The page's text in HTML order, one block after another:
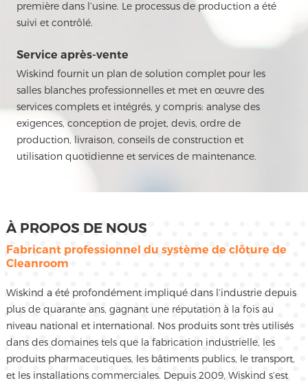
première dans l’usine. Le processus de production a été
suivi et contrôlé.
Service après-vente
Wiskind fournit un plan de solution complet pour les
salles blanches professionnelles et met en œuvre des
services complets et intégrés, y compris: analyse des
exigences, conception de projet, devis, ordre de
production, livraison, conseils de construction et
utilisation quotidienne et services de maintenance.
À PROPOS DE NOUS
Fabricant professionnel du système de clôture de
Cleanroom
Wiskind a été profondément impliqué dans l’industrie depuis
plus de quarante ans, gagnant une réputation à la fois au
niveau national et international. Nos produits sont très utilisés
dans des domaines tels que la fabrication industrielle, les
produits pharmaceutiques, les bâtiments publics, le transport,
et les installations commerciales. Depuis 2009, Wiskind s’est